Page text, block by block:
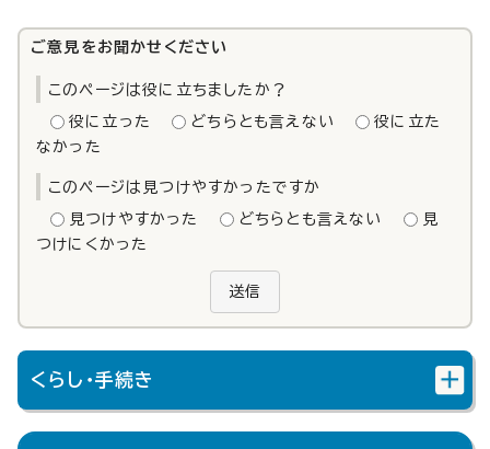
ご意見をお聞かせください
このページは役に立ちましたか？
役に立った どちらとも言えない
役に立た
なかった
このページは見つけやすかったですか
見つけやすかった どちらとも言えない
見
つけにくかった
送信
くらし・手続き